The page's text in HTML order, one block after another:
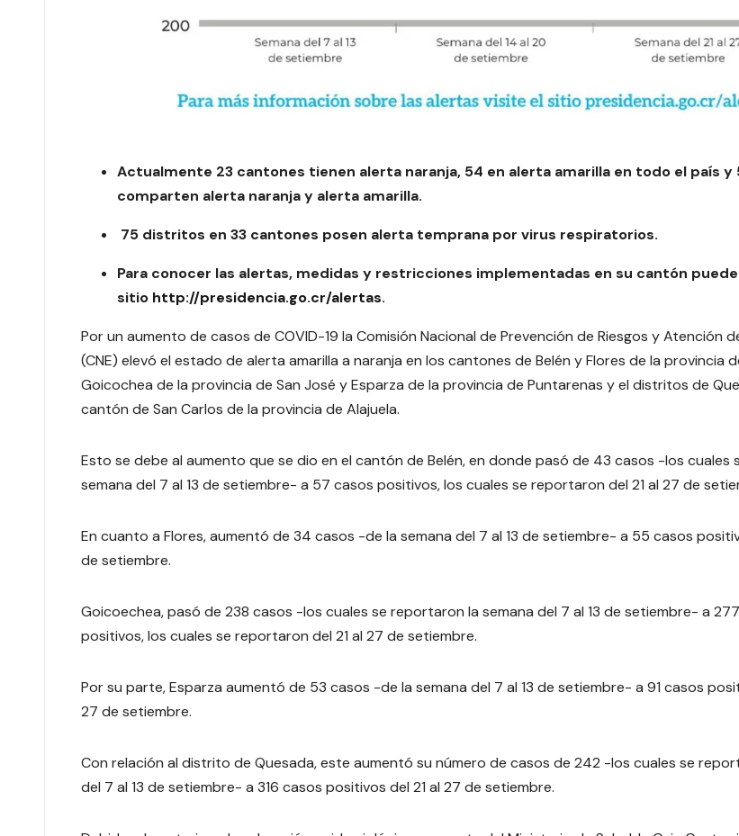
Actualmente 23 cantones tienen alerta naranja, 54 en alerta amarilla en todo el país y
comparten alerta naranja y alerta amarilla.
75 distritos en 33 cantones posen alerta temprana por virus respiratorios.
Para conocer las alertas, medidas y restricciones implementadas en su cantón
sitio http://presidencia.go.cr/alertas.
Por un aumento de casos de COVID-19 la Comisión Nacional de Prevención de Riesgos y Atención
(CNE) elevó el estado de alerta amarilla a naranja en los cantones de Belén y Flores de la provincia
Goicochea de la provincia de San José y Esparza de la provincia de Puntarenas y el distritos de
cantón de San Carlos de la provincia de Alajuela.
Esto se debe al aumento que se dio en el cantón de Belén, en donde pasó de 43 casos -los cuales
semana del 7 al 13 de setiembre- a 57 casos positivos, los cuales se reportaron del 21 al 27 de
En cuanto a Flores, aumentó de 34 casos -de la semana del 7 al 13 de setiembre- a 55 casos
de setiembre.
Goicoechea, pasó de 238 casos -los cuales se reportaron la semana del 7 al 13 de setiembre- a
positivos, los cuales se reportaron del 21 al 27 de setiembre.
Por su parte, Esparza aumentó de 53 casos -de la semana del 7 al 13 de setiembre- a 91 casos
27 de setiembre.
Con relación al distrito de Quesada, este aumentó su número de casos de 242 -los cuales se
del 7 al 13 de setiembre- a 316 casos positivos del 21 al 27 de setiembre.